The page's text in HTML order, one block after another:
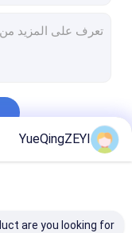
YueQingZEYI
are you looking for?